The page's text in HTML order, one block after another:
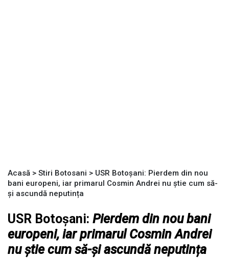
Acasă > Stiri Botosani > USR Botoșani: Pierdem din nou
bani europeni, iar primarul Cosmin Andrei nu știe cum să-
și ascundă neputința
USR Botoșani: Pierdem din nou bani
europeni, iar primarul Cosmin Andrei
nu știe cum să-și ascundă neputința